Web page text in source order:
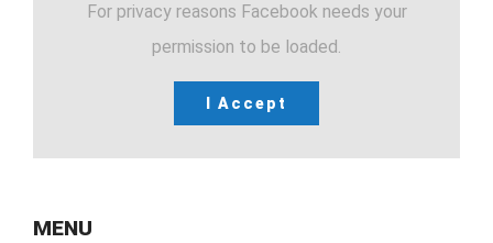
For privacy reasons Facebook needs your
permission to be loaded.
I Accept
MENU